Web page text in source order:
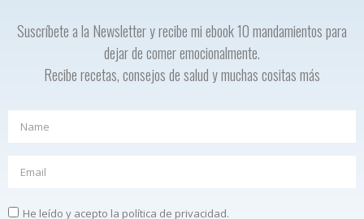
Suscríbete a la Newsletter y recibe mi ebook 10 mandamientos para
dejar de comer emocionalmente.
Recibe recetas, consejos de salud y muchas cositas más
He leído y acepto la política de privacidad.